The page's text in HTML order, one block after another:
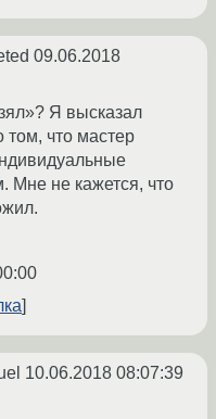
09.06.2018
Я высказал
том, что мастер
Мне не кажется, что
10.06.2018 08:07:39